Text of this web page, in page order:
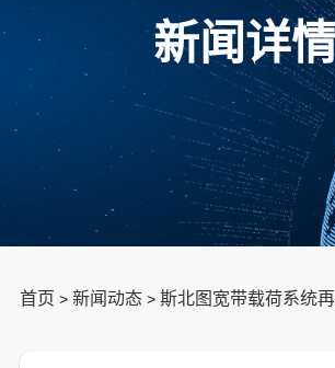
新闻详
首页 > 新闻动态> 斯北图宽带载荷系统再获升级 | 千帆